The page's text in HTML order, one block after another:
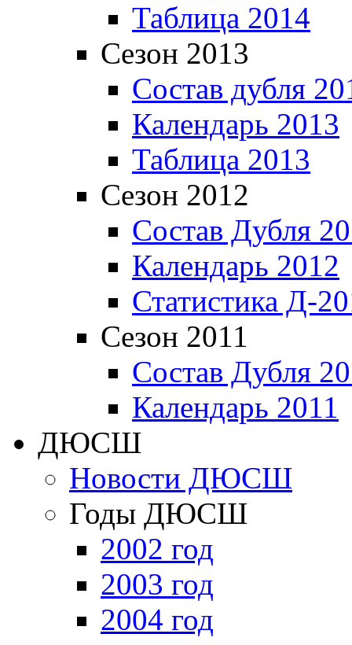
Таблица 2014
Сезон 2013
Состав дубля
Календарь 2013
Таблица 2013
Сезон 2012
Состав Дубля
Календарь 2012
Статистика Д-
Сезон 2011
Состав Дубля
Календарь 2011
ДЮСШ
Новости ДЮСШ
Годы ДЮСШ
2002 год
2003 год
2004 год